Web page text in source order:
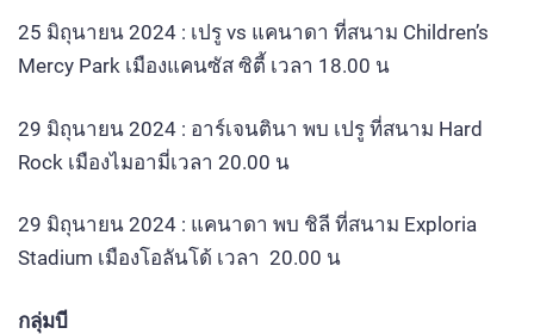
25 มิถุนายน 2024 : เปรู vs แคนาดา ที่สนาม Children’s
Mercy Park เมืองแคนซัส ซิตี้ เวลา 18.00 น
29 มิถุนายน 2024 : อาร์เจนตินา พบ เปรู ที่สนาม Hard
Rock เมืองไมอามี่เวลา 20.00 น
29 มิถุนายน 2024 : แคนาดา พบ ชิลี ที่สนาม Exploria
Stadium เมืองโอลันโด้ เวลา 20.00 น
กลุ่มบี